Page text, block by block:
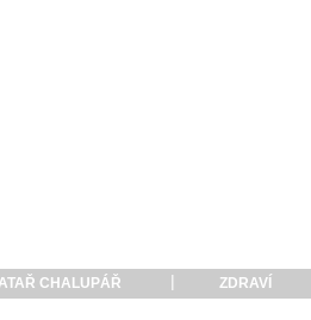
CHALUPÁŘ ZDRAVÍ